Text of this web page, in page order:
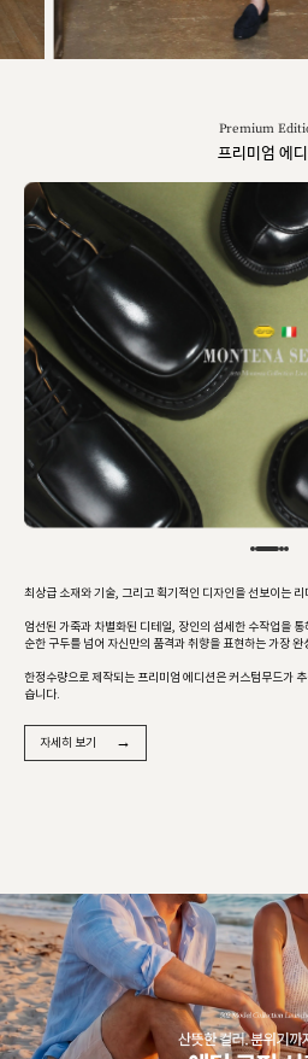
Premium
프리미엄 에
최상급 소재와 기술, 그리고 획기적인 디자인을 선보이는 리
엄선된 가죽과 차별화된 디테일, 장인의 섬세한 수작업을
순한 구두를 넘어 자신만의 품격과 취향을 표현하는 가장
한정수량으로 제작되는 프리미엄 에디션은 커스텀무드가
습니다.
자세히 보기 →